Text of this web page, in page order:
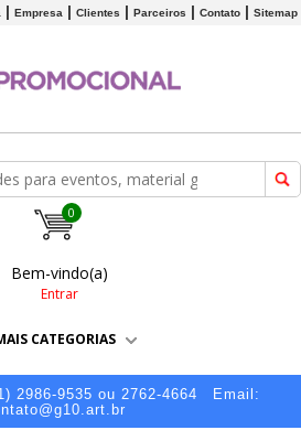
Empresa Clientes Parceiros Contato Sitemap
0
Bem-vindo(a)
Entrar
CATEGORIAS
2986-9535 ou 2762-4664
Email: